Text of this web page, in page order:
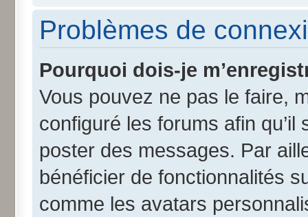
Problèmes de
Pourquoi dois-je
Vous pouvez ne pas le faire,
configuré les forums afin
poster des messages. Par
bénéficier de fonctionnalités
comme les avatars